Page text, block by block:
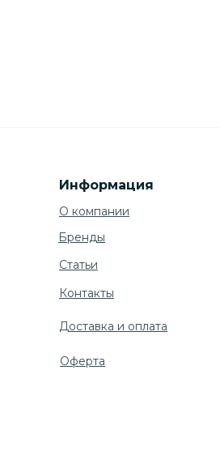
Информация
О компании
Cтатьи
Контакты
Доставка и оплата
Оферта
Бренды